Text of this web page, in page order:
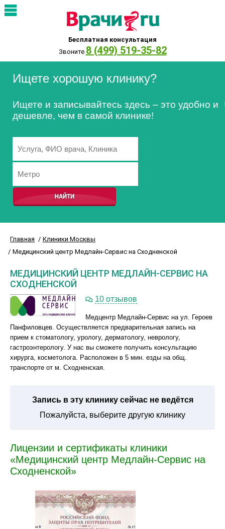
Бесплатная консультация
Звоните 8 (499) 519-35-82
Ищете хорошую клинику?
Ищете и записывайтесь здесь – это удобно и
дешевле, чем в самой клинике!
Главная
Клиники Москвы
Медицинский центр Медлайн-Сервис на Сходненской
МЕДИЦИНСКИЙ ЦЕНТР МЕДЛАЙН-СЕРВИС НА
СХОДНЕНСКОЙ
10 отзывов
Медцентр Медлайн-Сервис на ул. Героев
Панфиловцев. Осуществляется предварительная запись на
прием к стоматологу, урологу, дерматологу, неврологу,
гастроэнтерологу. У нас вы сможете получить консультацию
хирурга, косметолога. Расположен в 5 мин. езды на общ.
транспорте от м. Сходненская.
Запись в эту клинику сейчас не ведётся
Пожалуйста, выберите другую клинику
Лицензии и сертификаты клиники
«Медицинский центр Медлайн-Сервис на
Сходненской»